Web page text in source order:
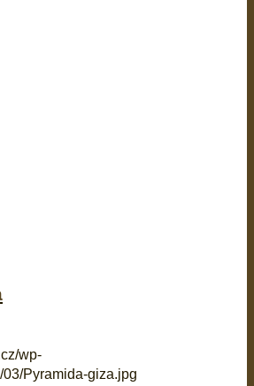
wp-
Pyramida-giza.jpg